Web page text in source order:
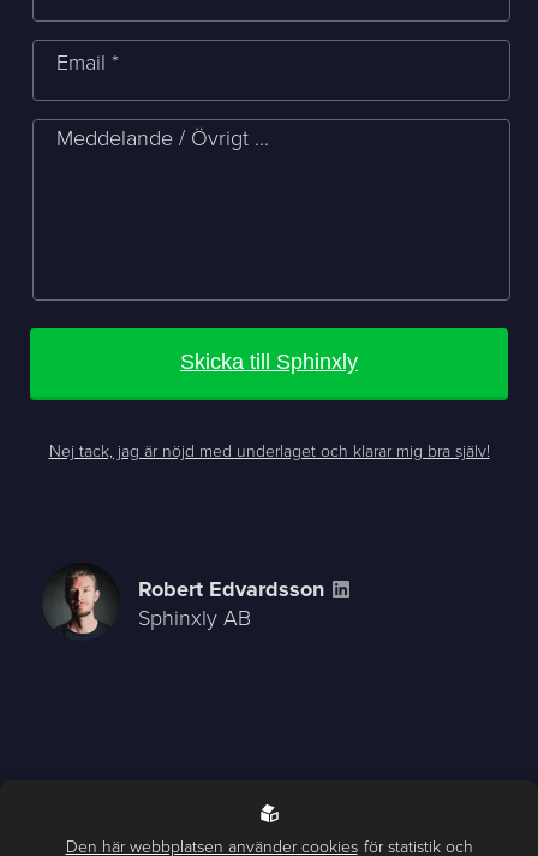
Email *
Meddelande / Övrigt ...
Skicka till Sphinxly
Nej tack, jag är nöjd med underlaget och klarar mig bra själv!
Robert Edvardsson
Sphinxly AB
Den här webbplatsen använder cookies för statistik och